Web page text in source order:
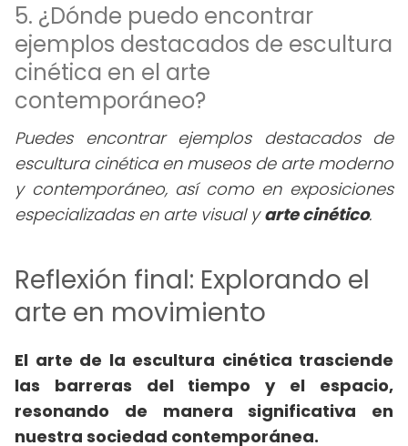
5. ¿Dónde puedo encontrar
ejemplos destacados de escultura
cinética en el arte
contemporáneo?
Puedes encontrar ejemplos destacados de
escultura cinética en museos de arte moderno
y contemporáneo, así como en exposiciones
especializadas en arte visual yarte cinético.
Reflexión final: Explorando el
arte en movimiento
El arte de la escultura cinética trasciende
las barreras del tiempo y el espacio,
resonando de manera significativa en
nuestra sociedad contemporánea.